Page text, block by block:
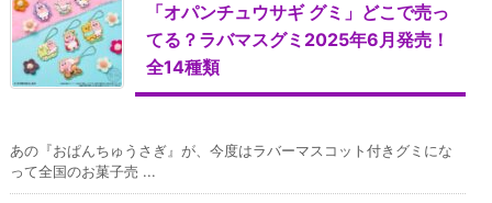
「オパンチュウサギ グミ」どこで売っ
てる？ラバマスグミ2025年6月発売！
全14種類
あの『おぱんちゅうさぎ』が、今度はラバーマスコット付きグミにな
って全国のお菓子売 ...